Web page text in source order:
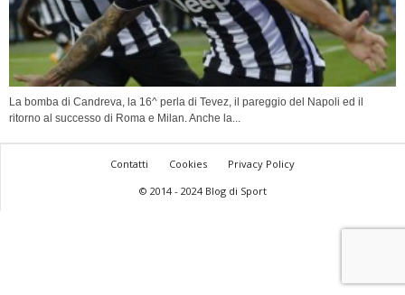
La bomba di Candreva, la 16^ perla di Tevez, il pareggio del Napoli ed il
ritorno al successo di Roma e Milan. Anche la...
Contatti Cookies
Privacy Policy
© 2014 - 2024 Blog di Sport